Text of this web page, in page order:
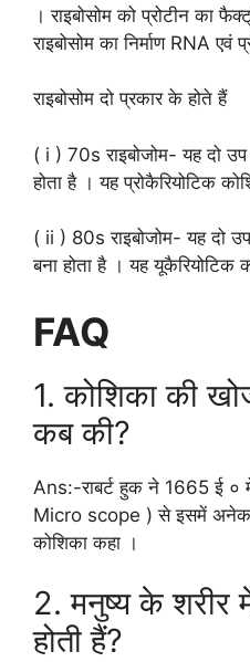
। राइबोसोम को प्रोटीन का
राइबोसोम का निर्माण RNA एवं
राइबोसोम दो प्रकार के होते हैं
( i ) 70s राइबोजोम- यह दो
होता है । यह प्रोकैरियोटिक
( ii ) 80s राइबोजोम- यह दो
बना होता है । यह यूकैरियोटिक
FAQ
1. कोशिका की
कब की?
Ans:-राबर्ट हुक ने 1665 ई ०
Micro scope ) से इसमें
कोशिका कहा ।
2. मनुष्य के शरीर
होती हैं?